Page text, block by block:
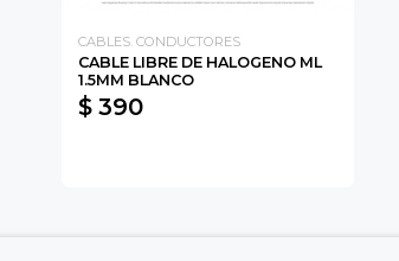
CABLES. CONDUCTORES
CABLE LIBRE DE HALOGENO ML
1.5MM BLANCO
$ 390